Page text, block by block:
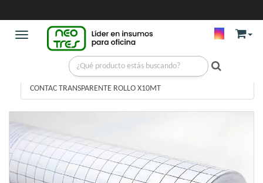
Toggle navigation
CONTAC Y PLASTIFICADO /
CONTAC TRANSPARENTE ROLLO X10MT